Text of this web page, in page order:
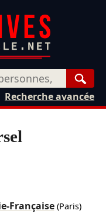
Recherche avancée
Française(Paris)